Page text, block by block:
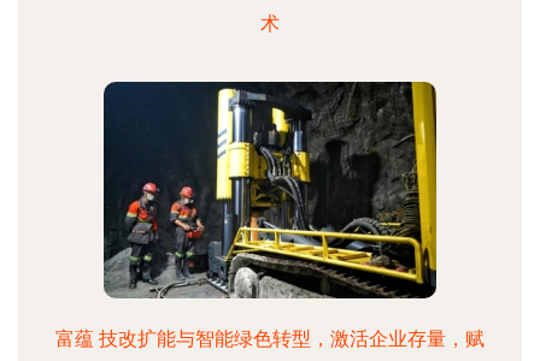
术
富蕴 技改扩能与智能绿色转型，激活企业存量，赋